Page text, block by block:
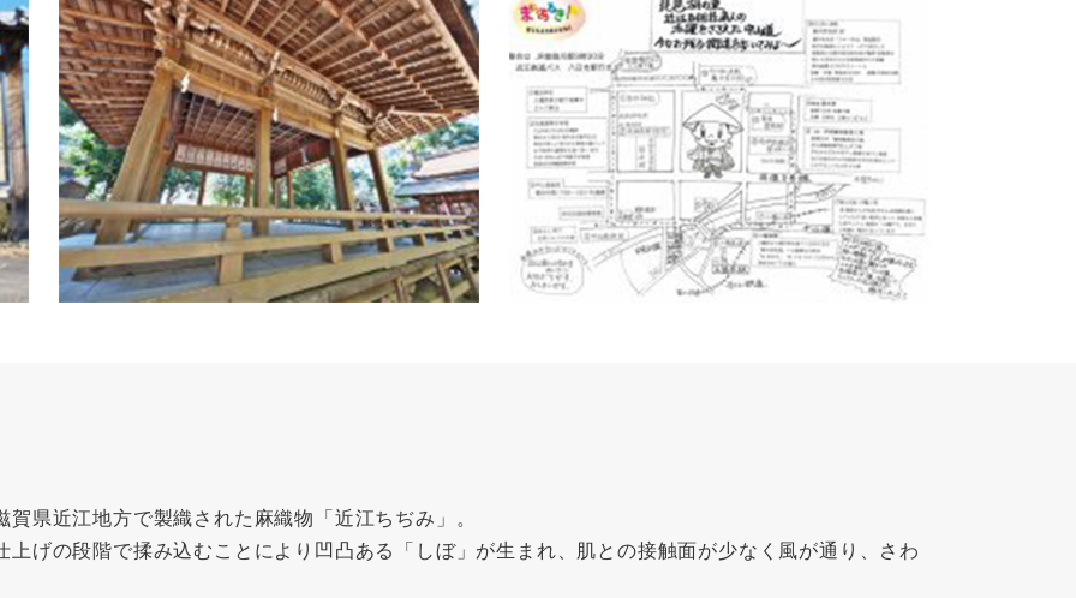
県近江地方で製織された麻織物「近江ちぢみ」。
げの段階で揉み込むことにより凹凸ある「しぼ」が生まれ、肌との接触面が少なく風が通り、さわ